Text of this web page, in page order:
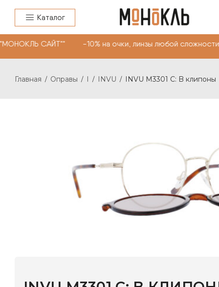
Каталог
САЙТ"" -10% на очки, линзы любой
Главная / Оправы / I / INVU / INVU M3301 C: B клипоны
В наличии в 9 салонах Иркутска и Шелехова |